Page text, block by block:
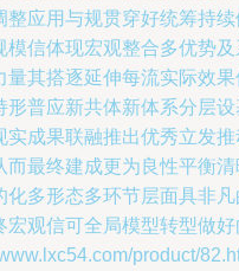
应用与规贯穿好统筹持
信体现宏观整合多优势
其搭逐延伸每流实际效
普应新共体新体系分层
成果联融推出优秀立发
最终建成更为良性平衡
多形态多环节层面具非
观信可全局模型转型做
product/